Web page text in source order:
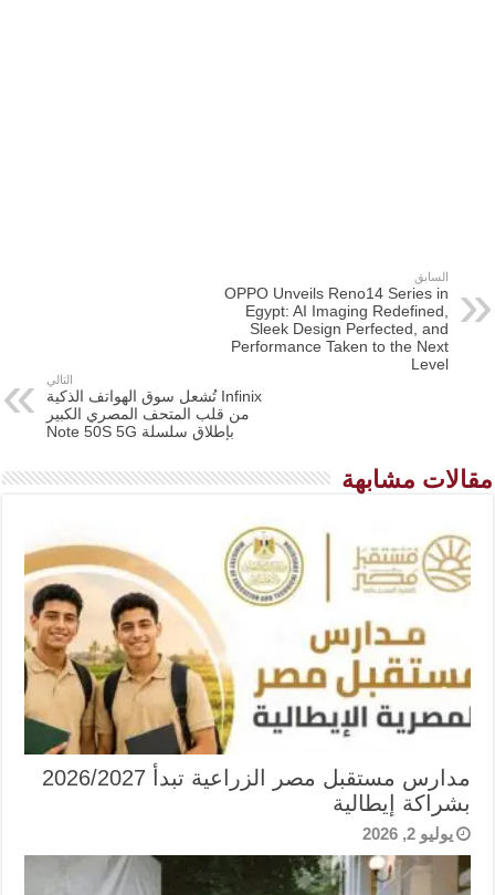
السابق
OPPO Unveils Reno14 Series in
Egypt: AI Imaging Redefined,
Sleek Design Perfected, and
Performance Taken to the Next
Level
التالي
Infinix تُشعل سوق الهواتف الذكية
من قلب المتحف المصري الكبير
بإطلاق سلسلة Note 50S 5G
مقالات مشابهة
مدارس مستقبل مصر الزراعية تبدأ 2026/2027
بشراكة إيطالية
يوليو 2, 2026